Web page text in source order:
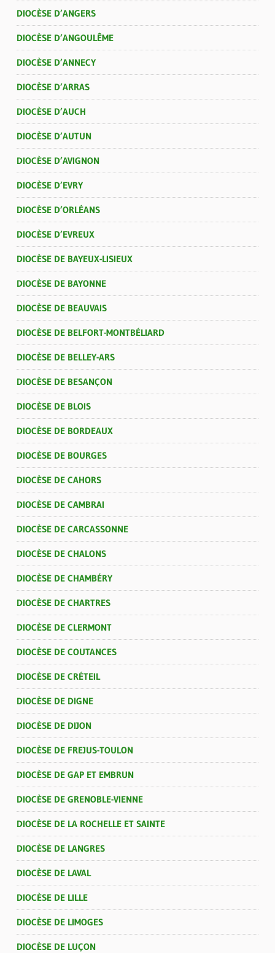
DIOCÈSE D’ANGERS
DIOCÈSE D’ANGOULÊME
DIOCÈSE D’ANNECY
DIOCÈSE D’ARRAS
DIOCÈSE D’AUCH
DIOCÈSE D’AUTUN
DIOCÈSE D’AVIGNON
DIOCÈSE D’EVRY
DIOCÈSE D’ORLÉANS
DIOCÈSE D’EVREUX
DIOCÈSE DE BAYEUX-LISIEUX
DIOCÈSE DE BAYONNE
DIOCÈSE DE BEAUVAIS
DIOCÈSE DE BELFORT-MONTBÉLIARD
DIOCÈSE DE BELLEY-ARS
DIOCÈSE DE BESANÇON
DIOCÈSE DE BLOIS
DIOCÈSE DE BORDEAUX
DIOCÈSE DE BOURGES
DIOCÈSE DE CAHORS
DIOCÈSE DE CAMBRAI
DIOCÈSE DE CARCASSONNE
DIOCÈSE DE CHALONS
DIOCÈSE DE CHAMBÉRY
DIOCÈSE DE CHARTRES
DIOCÈSE DE CLERMONT
DIOCÈSE DE COUTANCES
DIOCÈSE DE CRÉTEIL
DIOCÈSE DE DIGNE
DIOCÈSE DE DIJON
DIOCÈSE DE FREJUS-TOULON
DIOCÈSE DE GAP ET EMBRUN
DIOCÈSE DE GRENOBLE-VIENNE
DIOCÈSE DE LA ROCHELLE ET SAINTE
DIOCÈSE DE LANGRES
DIOCÈSE DE LAVAL
DIOCÈSE DE LILLE
DIOCÈSE DE LIMOGES
DIOCÈSE DE LUÇON